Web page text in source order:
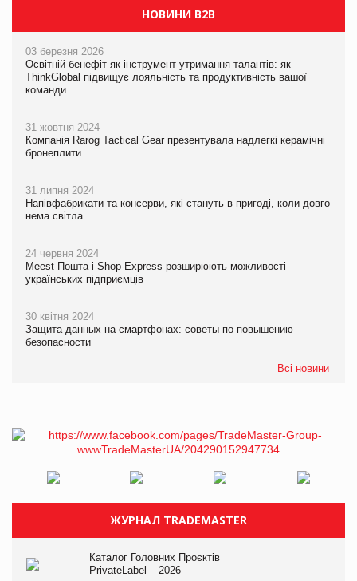
НОВИНИ B2B
03 березня 2026
Освітній бенефіт як інструмент утримання талантів: як
ThinkGlobal підвищує лояльність та продуктивність вашої
команди
31 жовтня 2024
Компанія Rarog Tactical Gear презентувала надлегкі керамічні
бронеплити
31 липня 2024
Напівфабрикати та консерви, які стануть в пригоді, коли довго
нема світла
24 червня 2024
Meest Пошта і Shop-Express розширюють можливості
українських підприємців
30 квітня 2024
Защита данных на смартфонах: советы по повышению
безопасности
Всі новини
ЖУРНАЛ TRADEMASTER
Каталог Головних Проєктів
PrivateLabel – 2026